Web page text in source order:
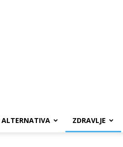
ALTERNATIVA ZDRAVLJE